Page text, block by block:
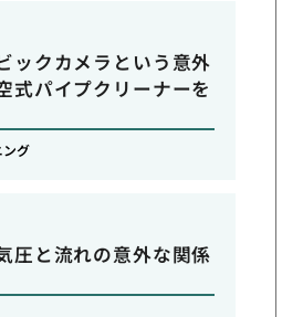
ックカメラという意外
式パイプクリーナーを
ング
圧と流れの意外な関係